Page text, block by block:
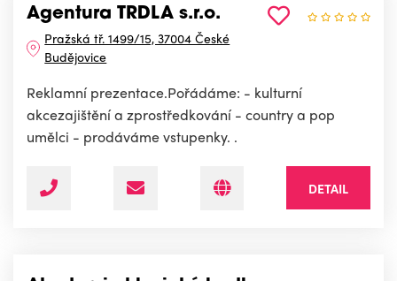
Agentura TRDLA s.r.o.
Pražská tř. 1499/15, 37004 České
Budějovice
Reklamní prezentace.Pořádáme: - kulturní
akcezajištění a zprostředkování - country a pop
umělci - prodáváme vstupenky. .
DETAIL